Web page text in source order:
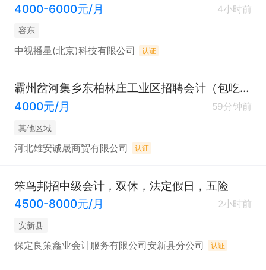
4000-6000元/月
4小时前
容东
中视播星(北京)科技有限公司 认证
霸州岔河集乡东柏林庄工业区招聘会计（包吃包住）
4000元/月
59分钟前
其他区域
河北雄安诚晟商贸有限公司 认证
笨鸟邦招中级会计，双休，法定假日，五险
4500-8000元/月
2小时前
安新县
保定良策鑫业会计服务有限公司安新县分公司 认证